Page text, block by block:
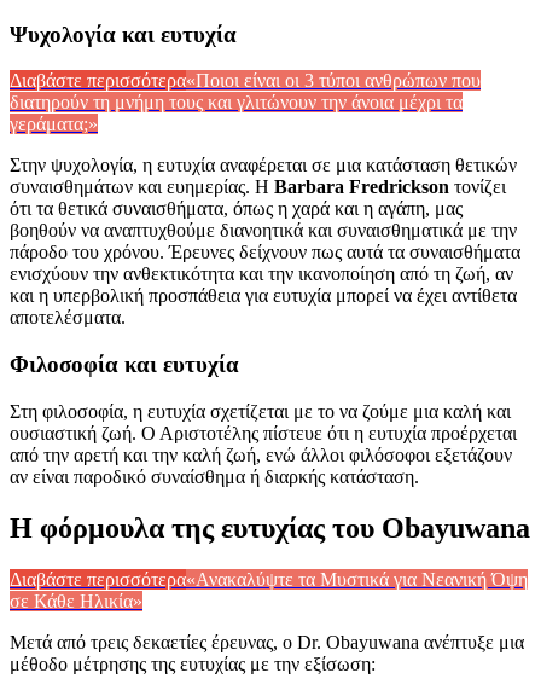
Ψυχολογία και ευτυχία
Διαβάστε περισσότερα«Ποιοι είναι οι 3 τύποι ανθρώπων που
διατηρούν τη μνήμη τους και γλιτώνουν την άνοια μέχρι τα
γεράματα;»
Στην ψυχολογία, η ευτυχία αναφέρεται σε μια κατάσταση θετικών
συναισθημάτων και ευημερίας. Η Barbara Fredrickson τονίζει
ότι τα θετικά συναισθήματα, όπως η χαρά και η αγάπη, μας
βοηθούν να αναπτυχθούμε διανοητικά και συναισθηματικά με την
πάροδο του χρόνου. Έρευνες δείχνουν πως αυτά τα συναισθήματα
ενισχύουν την ανθεκτικότητα και την ικανοποίηση από τη ζωή, αν
και η υπερβολική προσπάθεια για ευτυχία μπορεί να έχει αντίθετα
αποτελέσματα.
Φιλοσοφία και ευτυχία
Στη φιλοσοφία, η ευτυχία σχετίζεται με το να ζούμε μια καλή και
ουσιαστική ζωή. Ο Αριστοτέλης πίστευε ότι η ευτυχία προέρχεται
από την αρετή και την καλή ζωή, ενώ άλλοι φιλόσοφοι εξετάζουν
αν είναι παροδικό συναίσθημα ή διαρκής κατάσταση.
Η φόρμουλα της ευτυχίας του Obayuwana
Διαβάστε περισσότερα«Ανακαλύψτε τα Μυστικά για Νεανική Όψη
σε Κάθε Ηλικία»
Μετά από τρεις δεκαετίες έρευνας, ο Dr. Obayuwana ανέπτυξε μια
μέθοδο μέτρησης της ευτυχίας με την εξίσωση: